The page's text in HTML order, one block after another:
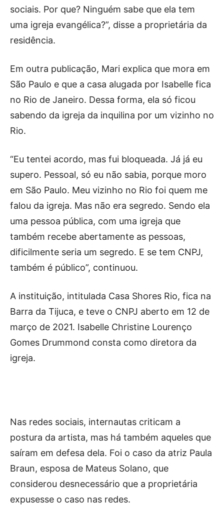
sociais. Por que? Ninguém sabe que ela tem
uma igreja evangélica?”, disse a proprietária da
residência.
Em outra publicação, Mari explica que mora em
São Paulo e que a casa alugada por Isabelle fica
no Rio de Janeiro. Dessa forma, ela só ficou
sabendo da igreja da inquilina por um vizinho no
Rio.
“Eu tentei acordo, mas fui bloqueada. Já já eu
supero. Pessoal, só eu não sabia, porque moro
em São Paulo. Meu vizinho no Rio foi quem me
falou da igreja. Mas não era segredo. Sendo ela
uma pessoa pública, com uma igreja que
também recebe abertamente as pessoas,
dificilmente seria um segredo. E se tem CNPJ,
também é público”, continuou.
A instituição, intitulada Casa Shores Rio, fica na
Barra da Tijuca, e teve o CNPJ aberto em 12 de
março de 2021. Isabelle Christine Lourenço
Gomes Drummond consta como diretora da
igreja.
Nas redes sociais, internautas criticam a
postura da artista, mas há também aqueles que
saíram em defesa dela. Foi o caso da atriz Paula
Braun, esposa de Mateus Solano, que
considerou desnecessário que a proprietária
expusesse o caso nas redes.